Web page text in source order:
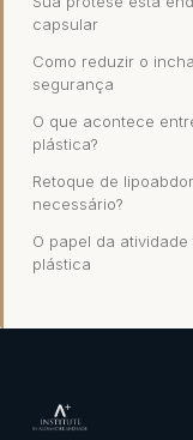
capsular
Como reduzir o
segurança
O que acontece
plástica?
Retoque de
necessário?
O papel da
plástica